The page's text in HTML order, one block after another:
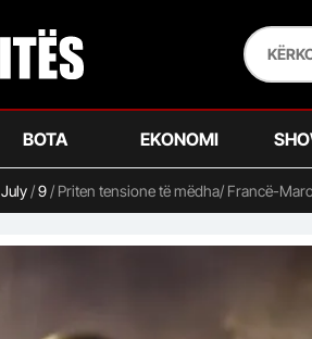
BOTA EKONOMI
July/9/ Priten tensione të mëdha/ Francë-